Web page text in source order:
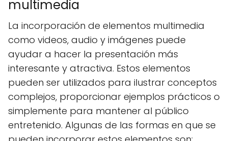
multimedia
La incorporación de elementos multimedia
como videos, audio y imágenes puede
ayudar a hacer la presentación más
interesante y atractiva. Estos elementos
pueden ser utilizados para ilustrar conceptos
complejos, proporcionar ejemplos prácticos o
simplemente para mantener al público
entretenido. Algunas de las formas en que se